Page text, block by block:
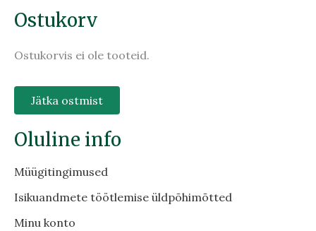
Ostukorv
Ostukorvis ei ole tooteid.
Jätka ostmist
Oluline info
Müügitingimused
Isikuandmete töötlemise üldpõhimõtted
Minu konto